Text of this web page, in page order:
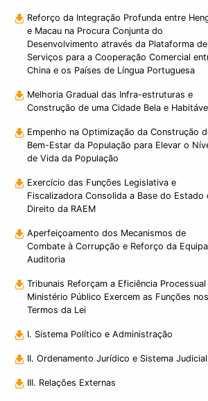
Reforço da Integração Profunda entre
e Macau na Procura Conjunta do
Desenvolvimento através da Plataforma de
Serviços para a Cooperação Comercial
China e os Países de Língua Portuguesa
Melhoria Gradual das Infra-estruturas e
Construção de uma Cidade Bela e
Empenho na Optimização da Construção
Bem-Estar da População para Elevar o
de Vida da População
Exercício das Funções Legislativa e
Fiscalizadora Consolida a Base do Estado
Direito da RAEM
Aperfeiçoamento dos Mecanismos de
Combate à Corrupção e Reforço da
Auditoria
Tribunais Reforçam a Eficiência Processual
Ministério Público Exercem as Funções nos
Termos da Lei
I. Sistema Político e Administração
II. Ordenamento Jurídico e Sistema Judicial
III. Relações Externas